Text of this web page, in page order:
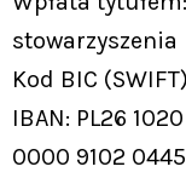
stowarzyszenia
Kod BIC
IBAN: PL26
0000 9102